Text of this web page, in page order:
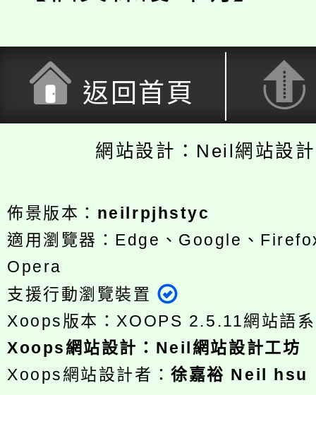
返回首頁
網站設計：Neil網站設
佈景版本： neilrpjhstyc
適用瀏覽器：Edge、Google、
Opera
支援行動瀏覽裝置
Xoops版本：XOOPS 2.5.11網站語
Xoops網站設計 ： Neil網站設計工坊
Xoops網站設計者：徐嘉裕 Neil hsu